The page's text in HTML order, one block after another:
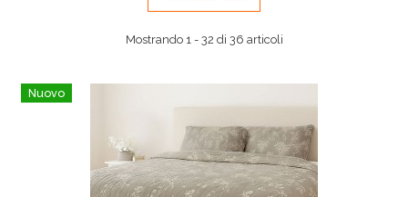
Mostrando 1 - 32 di 36 articoli
Nuovo